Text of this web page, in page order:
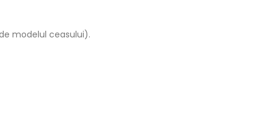
modelul ceasului).